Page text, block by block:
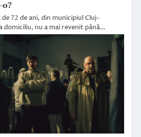
72 de ani, din municipiul Cluj-
domiciliu, nu a mai revenit până…